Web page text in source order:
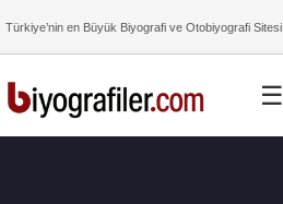
Türkiye’nin en Büyük Biyografi ve Otobiyografi Sitesi
☰